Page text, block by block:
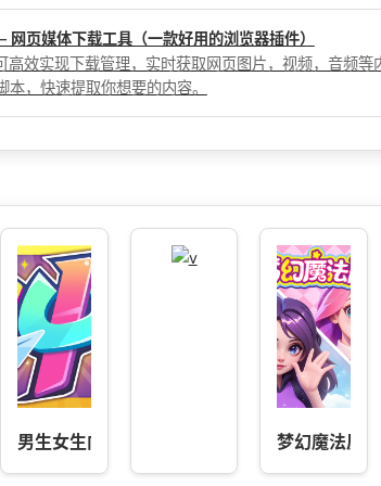
网页媒体下载工具（一款好用的浏览器插件）
高效实现下载管理，实时获取网页图片，视频，音频
本，快速提取你想要的内容。
男生女生向前冲 梦幻魔法屋